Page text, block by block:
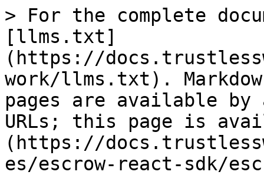
> For the complete
[llms.txt]
(https://
work/llms.txt).
pages are available by
URLs; this page is
(https://
es/escrow-react-sdk/